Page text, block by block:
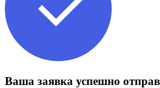
Ваша заявка успешно